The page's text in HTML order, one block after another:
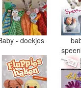
- doekjes